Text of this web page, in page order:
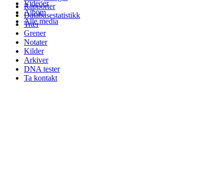
Videoer
Album
Alle media
Rapporter
Databasestatistikk
Trær
Grener
Notater
Kilder
Arkiver
DNA tester
Ta kontakt